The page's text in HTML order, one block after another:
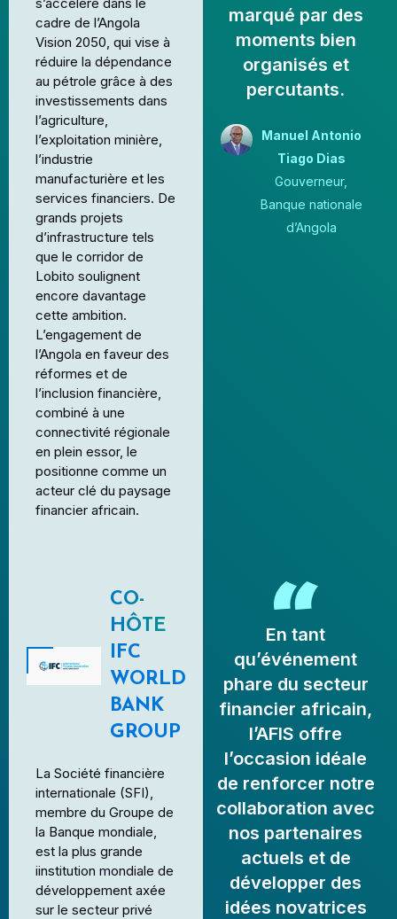
cadre de l’Angola
Vision 2050, qui vise à
réduire la dépendance
au pétrole grâce à des
investissements dans
l’agriculture,
l’exploitation minière,
l’industrie
manufacturière et les
services financiers. De
grands projets
d’infrastructure tels
que le corridor de
Lobito soulignent
encore davantage
cette ambition.
L’engagement de
l’Angola en faveur des
réformes et de
l’inclusion financière,
combiné à une
connectivité régionale
en plein essor, le
positionne comme un
acteur clé du paysage
financier africain.
marqué par des
moments bien
organisés et
percutants.
Manuel Antonio
Tiago Dias
Gouverneur,
Banque nationale
d’Angola
En tant
qu’événement
phare du secteur
financier africain,
l’AFIS offre
l’occasion idéale
de renforcer notre
collaboration avec
nos partenaires
actuels et de
développer des
idées novatrices
CO-
HÔTE
IFC
WORLD
BANK
GROUP
La Société financière
internationale (SFI),
membre du Groupe de
la Banque mondiale,
est la plus grande
iinstitution mondiale de
développement axée
sur le secteur privé